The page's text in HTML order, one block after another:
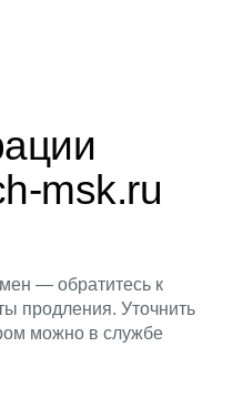
msk.ru
— обратитесь к
продления. Уточнить
можно в службе